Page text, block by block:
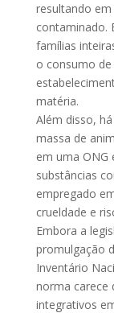
resultando
contaminado.
famílias
o consumo
matéria.
Além disso,
massa de
em uma ONG
substâncias
empregado
crueldade e
Embora a
promulgação
Inventário
norma carece
integrativos